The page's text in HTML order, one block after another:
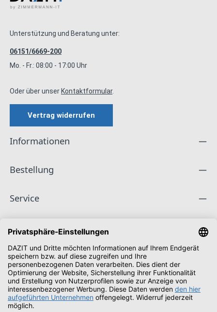
Unterstützung und Beratung unter:
06151/6669-200
Mo. - Fr.: 08:00 - 17:00 Uhr
Oder über unserKontaktformular.
Vertrag widerrufen
Informationen
Bestellung
Service
Unternehmen
Folge uns
Zahlungsarten